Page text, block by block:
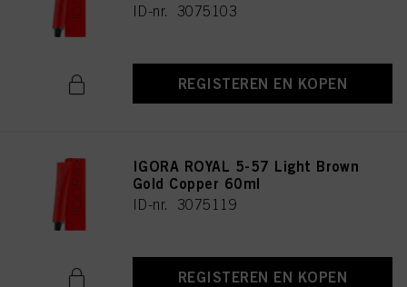
ID-nr. 3075103
REGISTEREN EN KOPEN
IGORA ROYAL 5-57 Light Brown
Gold Copper 60ml
ID-nr. 3075119
REGISTEREN EN KOPEN